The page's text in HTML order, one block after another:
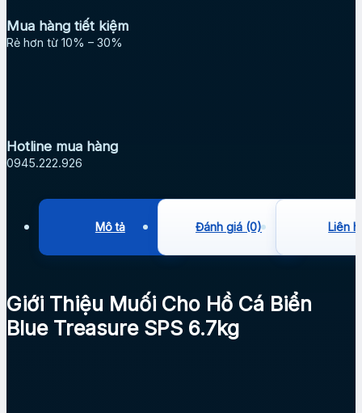
Mua hàng tiết kiệm
Rẻ hơn từ 10% – 30%
Hotline mua hàng
0945.222.926
Mô tả Đánh giá (0) Liên
Giới Thiệu Muối Cho Hồ Cá Biển
Blue Treasure SPS 6.7kg